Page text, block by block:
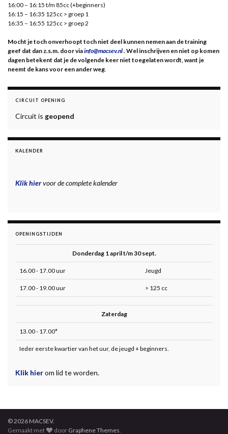
16:00 – 16:15 t/m 85cc (+beginners)
16:15 – 16:35 125cc > groep 1
16:35 – 16:55 125cc > groep 2
Mocht je toch onverhoopt toch niet deel kunnen nemen aan de training
geef dat dan z.s.m. door viainfo@macsev.nl. Wel inschrijven en niet op komen
dagen betekent dat je de volgende keer niet toegelaten wordt, want je
neemt de kans voor een ander weg
CIRCUIT OPENING
Circuit is geopend
KALENDER
Klik hiervoor de complete kalender
OPENINGSTIJDEN
Donderdag 1 april t/m 30 sept.
16.00 - 17.00 uur Jeugd
17.00 - 19.00 uur > 125 cc
Zaterdag
13.00 - 17.00*
Ieder eerste kwartier van het uur, de jeugd + beginners.
Klik hierom lid te worden.
© 2026 MACSEV.
Gemaakt met
door Graphene Themes